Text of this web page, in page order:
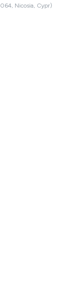
Nicosia, Cypr)